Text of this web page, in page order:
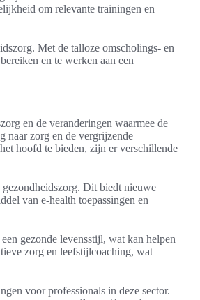
om relevante trainingen en
Met de talloze omscholings- en
en te werken aan een
en de veranderingen waarmee de
naar zorg en de vergrijzende
hoofd te bieden, zijn er verschillende
Dit biedt nieuwe
van e-health toepassingen en
gezonde levensstijl, wat kan helpen
zorg en leefstijlcoaching, wat
voor professionals in deze sector.